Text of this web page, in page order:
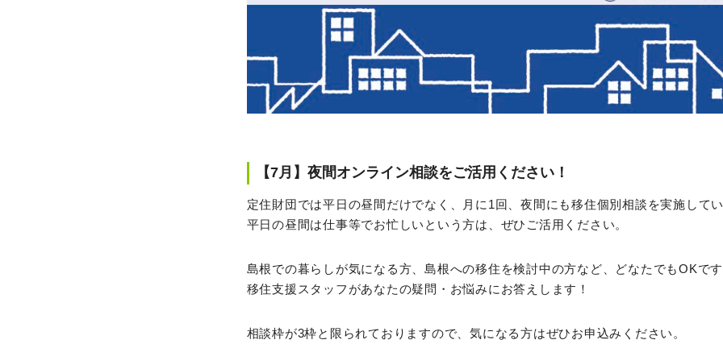
【7月】夜間オンライン相談をご活用ください！
定住財団では平日の昼間だけでなく、月に1回、夜間にも移住個別相談を実施して
平日の昼間は仕事等でお忙しいという方は、ぜひご活用ください。
島根での暮らしが気になる方、島根への移住を検討中の方など、どなたでもOKで
移住支援スタッフがあなたの疑問・お悩みにお答えします！
相談枠が3枠と限られておりますので、気になる方はぜひお申込みください。